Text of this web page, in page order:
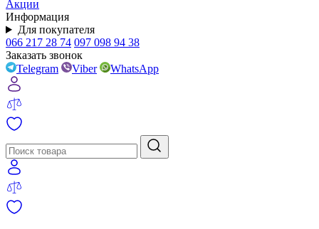
Акции
Информация
Для покупателя
066 217 28 74 097 098 94 38
Заказать звонок
Telegram
Viber WhatsApp